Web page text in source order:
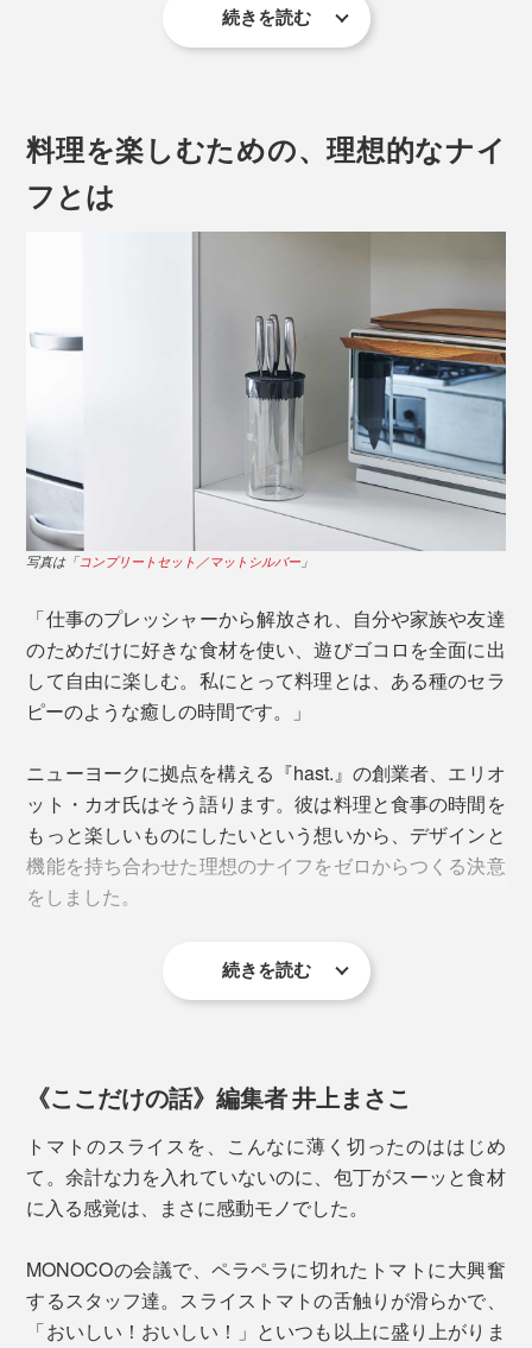
刃先が鋭いので、肉の筋切りや魚の腹ワタを取る作業に
も便利。レストランなどの厨房で、よく使われているナ
イフの種類でもあります。
刃とハンドルの理想的な重量バランスが見つかるまで、
は、この優れたバランス性のおかげ。
調理中の濡れた手でも扱いやすい、ストレスフリーなフ
継ぎ目や溝のない本品は、刃を洗浄した流れでそのまま
柄尻までスポンジを滑らせることができるので、くまな
く洗えて清潔を保ちやすいのです。
生肉や生魚を切った後、まるごと漂白剤などの使用もで
きるので、お店でも重宝されています。
エディションナイフは、長期間研がずに切れ味が持続す
続きを読む
料理を楽しむための、理想的なナイ
フとは
写真は「コンプリートセット／マットシルバー 」
「仕事のプレッシャーから解放され、自分や家族や友達
のためだけに好きな食材を使い、遊びゴコロを全面に出
して自由に楽しむ。私にとって料理とは、ある種のセラ
ピーのような癒しの時間です。」
ニューヨークに拠点を構える『hast.』の創業者、エリオ
ット・カオ氏はそう語ります。彼は料理と食事の時間を
もっと楽しいものにしたいという想いから、デザインと
機能を持ち合わせた理想のナイフをゼロからつくる決意
をしました。
続きを読む
《ここだけの話》編集者 井上まさこ
トマトのスライスを、こんなに薄く切ったのははじめ
て。余計な力を入れていないのに、包丁がスーッと食材
に入る感覚は、まさに感動モノでした。
MONOCOの会議で、ペラペラに切れたトマトに大興奮
するスタッフ達。スライストマトの舌触りが滑らかで、
「おいしい！おいしい！」といつも以上に盛り上がりま